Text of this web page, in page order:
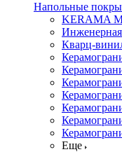
Напольные
KERAMA
Инженерная
Кварц-
Еще